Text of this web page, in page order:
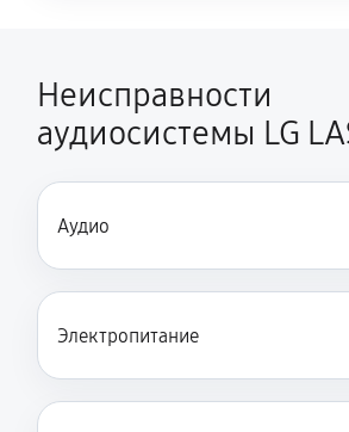
Неисправности
аудиосистемы LG
Аудио
Электропитание